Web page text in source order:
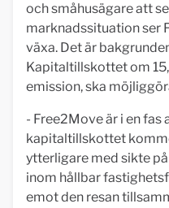
och småhusägare att
marknadssituation ser
växa. Det är
Kapitaltillskottet om
emission, ska
- Free2Move är i en
kapitaltillskottet
ytterligare med sikte
inom hållbar
emot den resan